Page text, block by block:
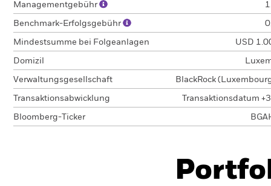
Managementgebühr
Benchmark-Erfolgsgebühr
Mindestsumme bei Folgeanlagen USD
Domizil
Verwaltungsgesellschaft BlackRock
Transaktionsabwicklung Transaktionsdatum
Bloomberg-Ticker